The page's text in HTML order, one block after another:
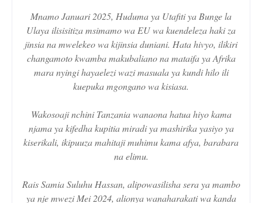
Mnamo Januari 2025, Huduma ya Utafiti ya Bunge la
Ulaya ilisisitiza msimamo wa EU wa kuendeleza haki za
jinsia na mwelekeo wa kijinsia duniani. Hata hivyo, ilikiri
changamoto kwamba makubaliano na mataifa ya Afrika
mara nyingi hayaelezi wazi masuala ya kundi hilo ili
kuepuka mgongano wa kisiasa.
Wakosoaji nchini Tanzania wanaona hatua hiyo kama
njama ya kifedha kupitia miradi ya mashirika yasiyo ya
kiserikali, ikipuuza mahitaji muhimu kama afya, barabara
na elimu.
Rais Samia Suluhu Hassan, alipowasilisha sera ya mambo
ya nje mwezi Mei 2024, alionya wanaharakati wa kanda